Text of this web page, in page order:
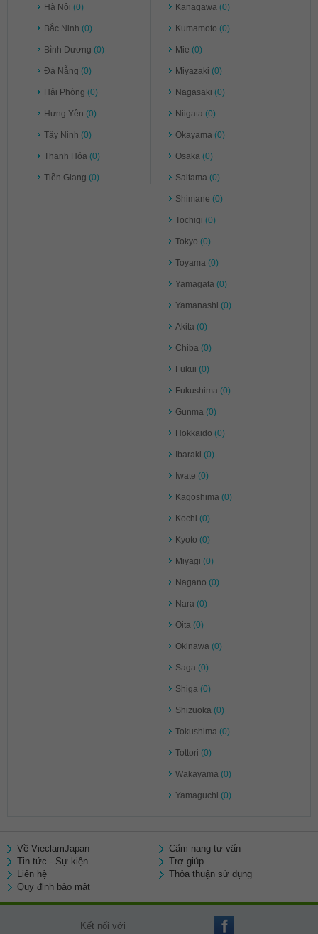
Hà Nội (0)
Bắc Ninh (0)
Bình Dương (0)
Đà Nẵng (0)
Hải Phòng (0)
Hưng Yên (0)
Tây Ninh (0)
Thanh Hóa (0)
Tiền Giang (0)
Kanagawa (0)
Kumamoto (0)
Mie (0)
Miyazaki (0)
Nagasaki (0)
Niigata (0)
Okayama (0)
Osaka (0)
Saitama (0)
Shimane (0)
Tochigi (0)
Tokyo (0)
Toyama (0)
Yamagata (0)
Yamanashi (0)
Akita (0)
Chiba (0)
Fukui (0)
Fukushima (0)
Gunma (0)
Hokkaido (0)
Ibaraki (0)
Iwate (0)
Kagoshima (0)
Kochi (0)
Kyoto (0)
Miyagi (0)
Nagano (0)
Nara (0)
Oita (0)
Okinawa (0)
Saga (0)
Shiga (0)
Shizuoka (0)
Tokushima (0)
Tottori (0)
Wakayama (0)
Yamaguchi (0)
Về VieclamJapan
Cẩm nang tư vấn
Tin tức - Sự kiện
Trợ giúp
Liên hệ
Thỏa thuận sử dụng
Quy định bảo mật
Kết nối với